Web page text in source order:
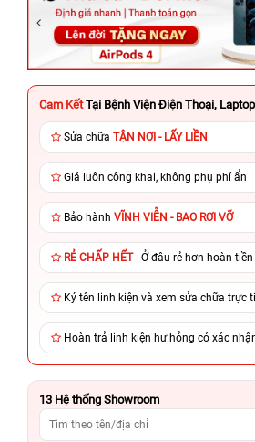
Cam Kết Tại Bệnh Viện Điện Thoại,
Sửa chữa TẬN NƠI - LẤY LIỀN
Giá luôn công khai, không phụ phí ẩn
Bảo hành VĨNH VIỄN - BAO RƠI VỠ
RẺ CHẤP HẾT- Ở đâu rẻ hơn hoàn tiền
Ký tên linh kiện và xem sửa chữa trực
Hoàn trả linh kiện hư hỏng có xác
13 Hệ thống Showroom